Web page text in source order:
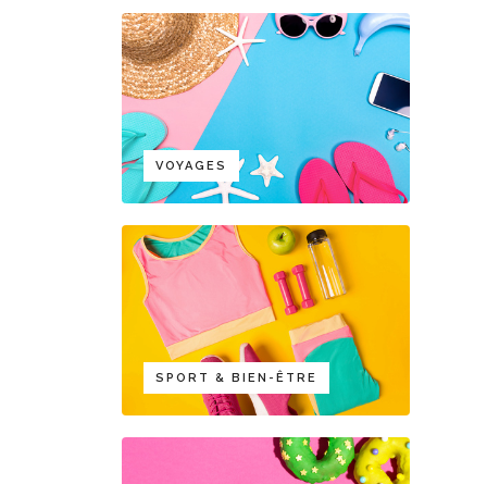
VOYAGES
SPORT & BIEN-ÊTRE